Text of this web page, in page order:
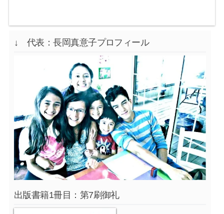
↓ 代表：長岡真意子プロフィール
出版書籍1冊目：第7刷御礼